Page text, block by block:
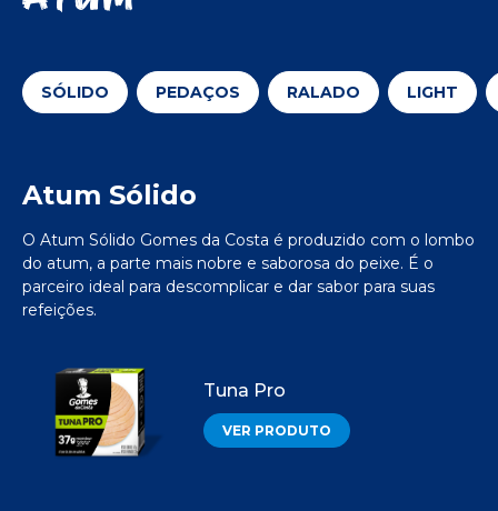
SÓLIDO PEDAÇOS RALADO LIGHT
Atum Sólido
O Atum Sólido Gomes da Costa é produzido com o lombo
do atum, a parte mais nobre e saborosa do peixe. É o
parceiro ideal para descomplicar e dar sabor para suas
refeições.
Tuna Pro
VER PRODUTO